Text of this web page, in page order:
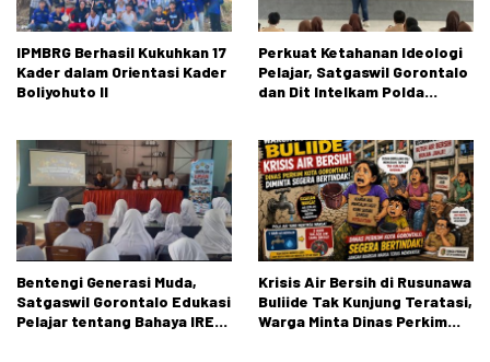
IPMBRG Berhasil Kukuhkan 17
Kader dalam Orientasi Kader
Boliyohuto II
Perkuat Ketahanan Ideologi
Pelajar, Satgaswil Gorontalo
dan Dit Intelkam Polda
Negeri 1 Kabila
Bentengi Generasi Muda,
Satgaswil Gorontalo Edukasi
Pelajar tentang Bahaya IRET,
Krisis Air Bersih di Rusunawa
Buliide Tak Kunjung Teratasi,
Warga Minta Dinas Perkim